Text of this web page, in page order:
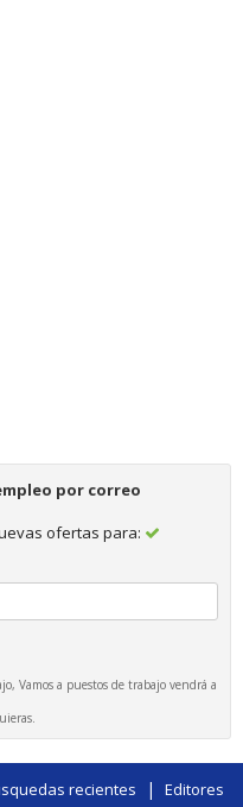
por correo
ofertas para:
Vamos a puestos de trabajo vendrá a
recientes | Editores